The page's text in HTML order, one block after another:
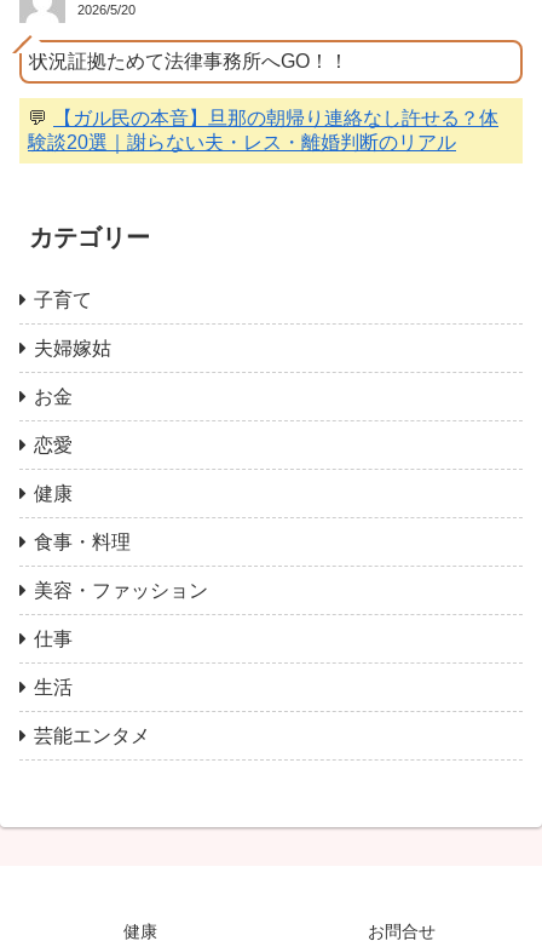
2026/5/20
状況証拠ためて法律事務所へGO！！
💬
【ガル民の本音】旦那の朝帰り連絡なし許せる？体
験談20選｜謝らない夫・レス・離婚判断のリアル
カテゴリー
子育て
夫婦嫁姑
お金
恋愛
健康
食事・料理
美容・ファッション
仕事
生活
芸能エンタメ
健康 お問合せ